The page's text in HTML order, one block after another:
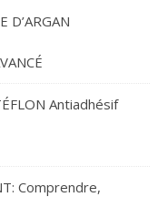
Antiadhésif
Comprendre,